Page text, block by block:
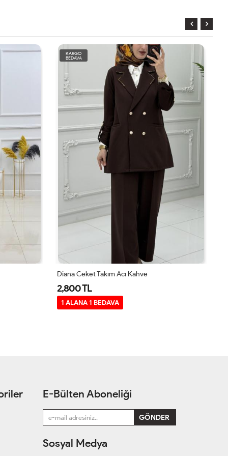
KARGO
BEDAVA
Deniz Tunik
1,500 TL
E-Bülten Aboneliği
Sosyal Medya